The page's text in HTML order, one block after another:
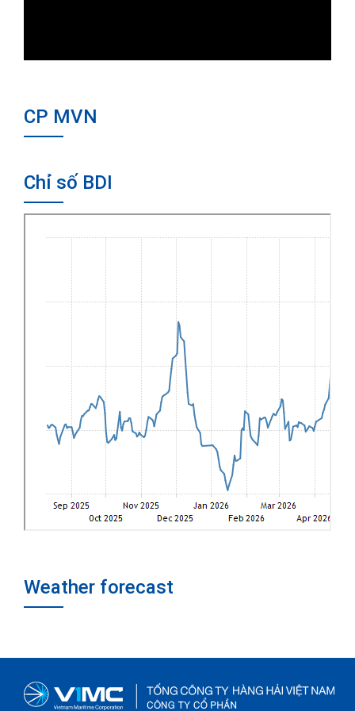
CP MVN
Chỉ số BDI
Weather forecast